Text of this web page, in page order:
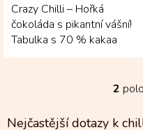
Crazy Chilli – Hořká
čokoláda s pikantní vášní!
Tabulka s 70 % kakaa
pochází z Venezuely a je
2
Nejčastější dotazy k